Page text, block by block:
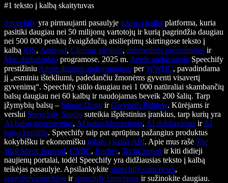
#1 teksto į kalbą skaitytuvas
Speechify yra pirmaujanti pasaulyje teksto į kalbą platforma, kuria
pasitiki daugiau nei 50 milijonų vartotojų ir kurią pagrindžia daugiau
nei 500 000 penkių žvaigždučių atsiliepimų skirtingose teksto į
kalbą iOS, Android, Chrome plėtinio, internetinės programėlės ir
Mac darbalaukio programose. 2025 m. Apple apdovanojo Speechify
prestižiniu Apple dizaino apdovanojimu perWWDC, pavadindama
jį „esminiu ištekliumi, padedančiu žmonėms gyventi visavertį
gyvenimą“. Speechify siūlo daugiau nei 1 000 natūraliai skambančių
balsų daugiau nei 60 kalbų ir naudojamas beveik 200 šalių. Tarp
įžymybių balsų – Snoop Dogg irGwyneth Paltrow. Kūrėjams ir
verslui Speechify Studio suteikia išplėstinius įrankius, tarp kurių yra
AI balso generatorius, AI balso klonavimas, AI dubliavimas irAI
balso keitiklis. Speechify taip pat aprūpina pažangius produktus
kokybišku ir ekonomišku teksto į kalbą API. Apie mus rašė The
Wall Street Journal, CNBC, Forbes, TechCrunch ir kiti didieji
naujienų portalai, todėl Speechify yra didžiausias teksto į kalbą
teikėjas pasaulyje. Apsilankykite speechify.com/news,
speechify.com/blog irspeechify.com/press ir sužinokite daugiau.